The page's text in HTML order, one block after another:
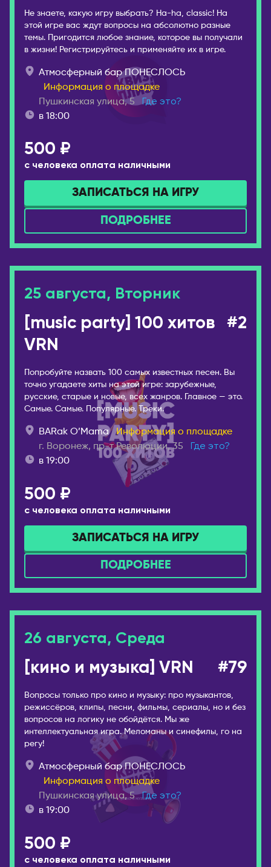
Не знаете, какую игру выбрать? Ha-ha, classic! На
этой игре вас ждут вопросы на абсолютно разные
темы. Пригодится любое знание, которое вы получали
в жизни! Регистрируйтесь и применяйте их в игре.
Атмосферный бар ПОНЕСЛОСЬ
Информация о площадке
Пушкинская улица, 5
Где это?
в 18:00
500 ₽
с человека оплата наличными
ЗАПИСАТЬСЯ НА ИГРУ
ПОДРОБНЕЕ
25 августа, Вторник
[music party] 100 хитов
VRN
#2
Попробуйте назвать 100 самых известных песен. Вы
точно угадаете хиты на этой игре: зарубежные,
русские, старые и новые, всех жанров. Главное — это.
Самые. Самые. Популярные. Треки.
BARak O’Mama Информация о площадке
г. Воронеж, пр-т Революции, 35
Где это?
в 19:00
500 ₽
с человека оплата наличными
ЗАПИСАТЬСЯ НА ИГРУ
ПОДРОБНЕЕ
26 августа, Среда
[кино и музыка] VRN #79
Вопросы только про кино и музыку: про музыкантов,
режиссёров, клипы, песни, фильмы, сериалы, но и без
вопросов на логику не обойдётся. Мы же
интеллектуальная игра. Меломаны и синефилы, го на
регу!
Атмосферный бар ПОНЕСЛОСЬ
Информация о площадке
Пушкинская улица, 5 Где это?
в 19:00
500 ₽
с человека оплата наличными